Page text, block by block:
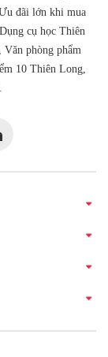
đãi lớn khi mua
cụ học Thiên
phòng phẩm
10 Thiên Long,